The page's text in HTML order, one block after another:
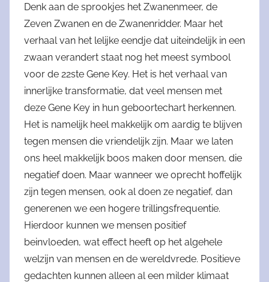
Denk aan de sprookjes het Zwanenmeer, de
Zeven Zwanen en de Zwanenridder. Maar het
verhaal van het lelijke eendje dat uiteindelijk in een
zwaan verandert staat nog het meest symbool
voor de 22ste Gene Key. Het is het verhaal van
innerlijke transformatie, dat veel mensen met
deze Gene Key in hun geboortechart herkennen.
Het is namelijk heel makkelijk om aardig te blijven
tegen mensen die vriendelijk zijn. Maar we laten
ons heel makkelijk boos maken door mensen, die
negatief doen. Maar wanneer we oprecht hoffelijk
zijn tegen mensen, ook al doen ze negatief, dan
generenen we een hogere trillingsfrequentie.
Hierdoor kunnen we mensen positief
beinvloeden, wat effect heeft op het algehele
welzijn van mensen en de wereldvrede. Positieve
gedachten kunnen alleen al een milder klimaat